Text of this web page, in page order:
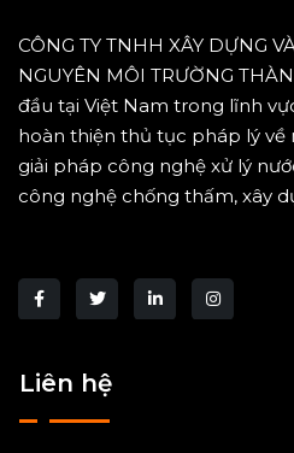
CÔNG TY TNHH XÂY DỰNG
NGUYÊN MÔI TRƯỜNG
đầu tại Việt Nam trong lĩnh
hoàn thiện thủ tục pháp lý
giải pháp công nghệ xử lý
công nghệ chống thấm, xây
Liên hệ